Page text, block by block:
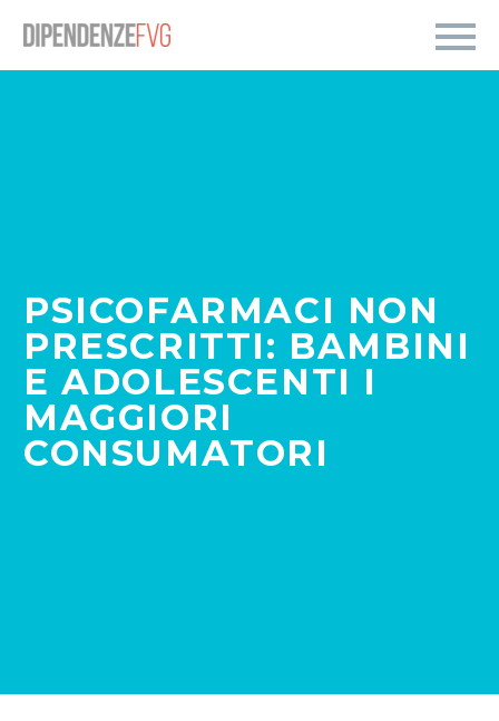
PSICOFARMACI NON
PRESCRITTI: BAMBINI
E ADOLESCENTI I
MAGGIORI
CONSUMATORI